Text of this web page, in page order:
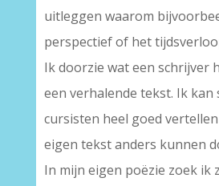
uitleggen waarom
perspectief of het
Ik doorzie wat een schrijver
een verhalende tekst. Ik
cursisten heel goed
eigen tekst anders kunnen
In mijn eigen poëzie zoek ik